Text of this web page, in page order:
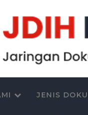
JENIS